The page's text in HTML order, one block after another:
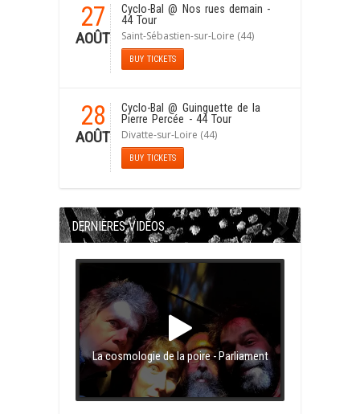
27
AOÛT
Cyclo-Bal @ Nos rues demain -
44 Tour
Saint-Sébastien-sur-Loire (44)
BUY TICKETS
28
AOÛT
Cyclo-Bal @ Guinguette de la
Pierre Percée - 44 Tour
Divatte-sur-Loire (44)
BUY TICKETS
DERNIÈRES VIDÉOS
La cosmologie de la poire - Parliament